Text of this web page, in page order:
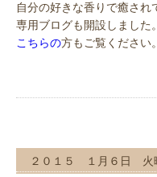
自分の好きな香りで癒され
専用ブログも開設しました。
こちらの方もご覧ください
２０１５ １月６日 火